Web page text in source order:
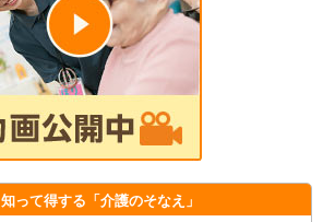
知って得する 「介護のそなえ」